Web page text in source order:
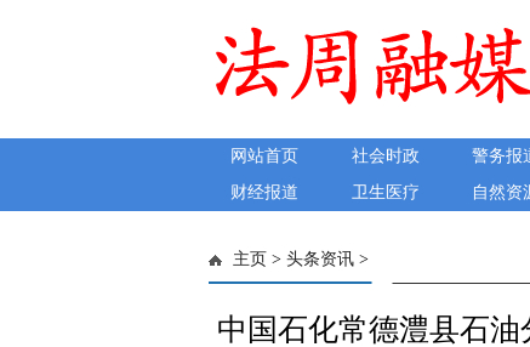
网站首页 社会时政 警务报
财经报道
卫生医疗 自然资
主页 > 头条资讯 >
中国石化常德澧县石